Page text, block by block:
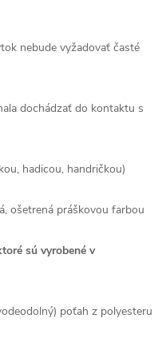
nebude vyžadovať časté
dochádzať do kontaktu s
hadicou, handričkou)
ošetrená práškovou farbou
sú vyrobené v
poťah z polyesteru